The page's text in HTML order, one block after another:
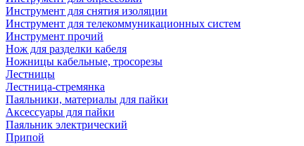
Инструмент для снятия изоляции
Инструмент для телекоммуникационных систем
Инструмент прочий
Нож для разделки кабеля
Ножницы кабельные, тросорезы
Лестницы
Лестница-стремянка
Паяльники, материалы для пайки
Аксессуары для пайки
Паяльник электрический
Припой